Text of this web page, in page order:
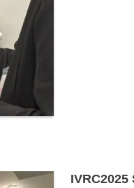
IVRC2025